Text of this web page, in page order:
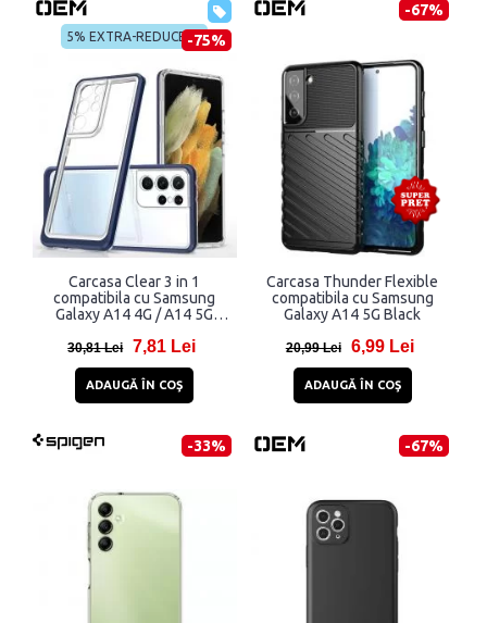
5% EXTRA-REDUCERE-75%
Carcasa Clear 3 in 1
compatibila cu Samsung
Galaxy A14 4G / A14 5G
30,81 Lei 7,81 Lei
ADAUGĂ ÎN COŞ
-67%
Carcasa Thunder Flexible
compatibila cu Samsung
Galaxy A14 5G Black
20,99 Lei 6,99 Lei
ADAUGĂ ÎN COŞ
-33% -67%